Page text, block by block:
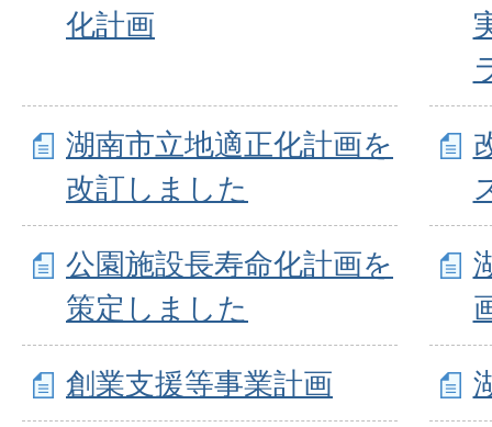
化計画
湖南市立地適正化計画を
改訂しました
公園施設長寿命化計画を
策定しました
創業支援等事業計画